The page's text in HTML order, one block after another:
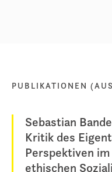
PUBLIKATIONEN
Sebastian
Kritik des
Perspektiven
ethischen